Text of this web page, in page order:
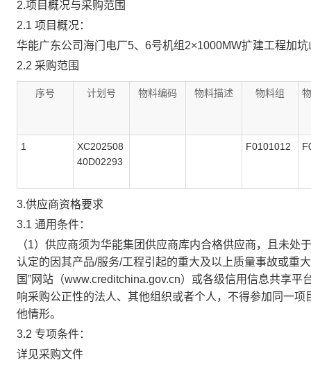
2.项目概况与采购范围
2.1 项目概况：
华能广东公司海门电厂5、6号机组2×1000MW扩建工程加
2.2 采购范围
序号 计划号 物料编码 物料描述 物料组
1
XC202508
40D02293
F0101012
3.供应商资格要求
3.1 通用条件：
（1）供应商须为华能集团供应商库内合格供应商，且未
认定的因其产品/服务/工程引起的重大及以上质量事故或重
国”网站（www.creditchina.gov.cn）或各级信用信息共享
响采购公正性的法人、其他组织或者个人，不得参加同一
他情形。
3.2 专项条件：
详见采购文件